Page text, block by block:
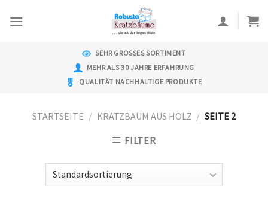
SEHR GROSSES SORTIMENT
MEHR ALS 30 JAHRE ERFAHRUNG
QUALITÄT NACHHALTIGE PRODUKTE
STARTSEITE / KRATZBAUM AUS HOLZ / SEITE 2
FILTER